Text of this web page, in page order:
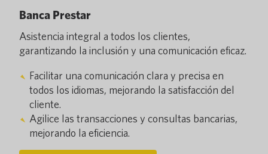
Banca Prestar
Asistencia integral a todos los clientes,
garantizando la inclusión y una comunicación eficaz.
Facilitar una comunicación clara y precisa en
todos los idiomas, mejorando la satisfacción del
cliente.
Agilice las transacciones y consultas bancarias,
mejorando la eficiencia.